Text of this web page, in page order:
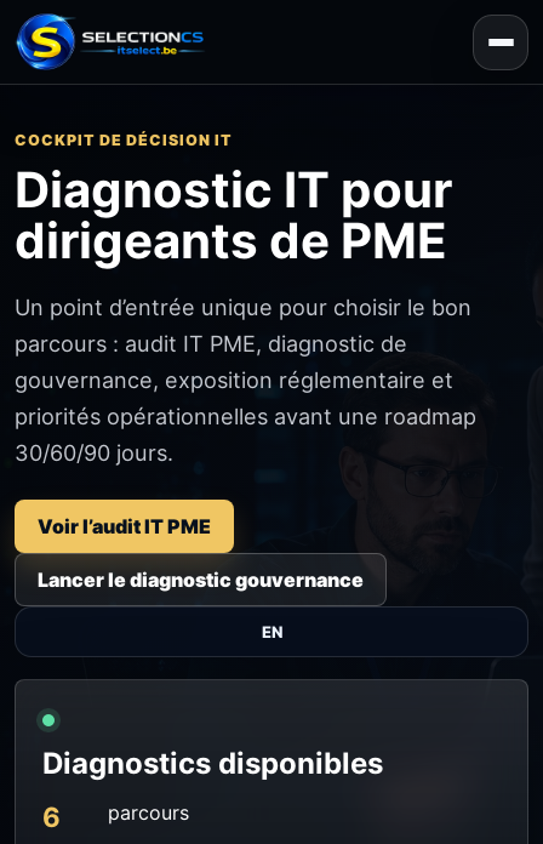
COCKPIT DE DÉCISION IT
Diagnostic IT pour
dirigeants de PME
Un point d’entrée unique pour choisir le bon
parcours : audit IT PME, diagnostic de
gouvernance, exposition réglementaire et
priorités opérationnelles avant une roadmap
30/60/90 jours.
Voir l’audit IT PME
Lancer le diagnostic gouvernance
EN
Diagnostics disponibles
6 parcours